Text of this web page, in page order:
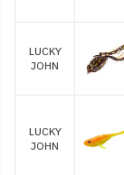
LUCKY
JOHN
LUCKY
JOHN